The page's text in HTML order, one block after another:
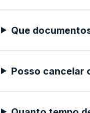
Que
Posso cancelar